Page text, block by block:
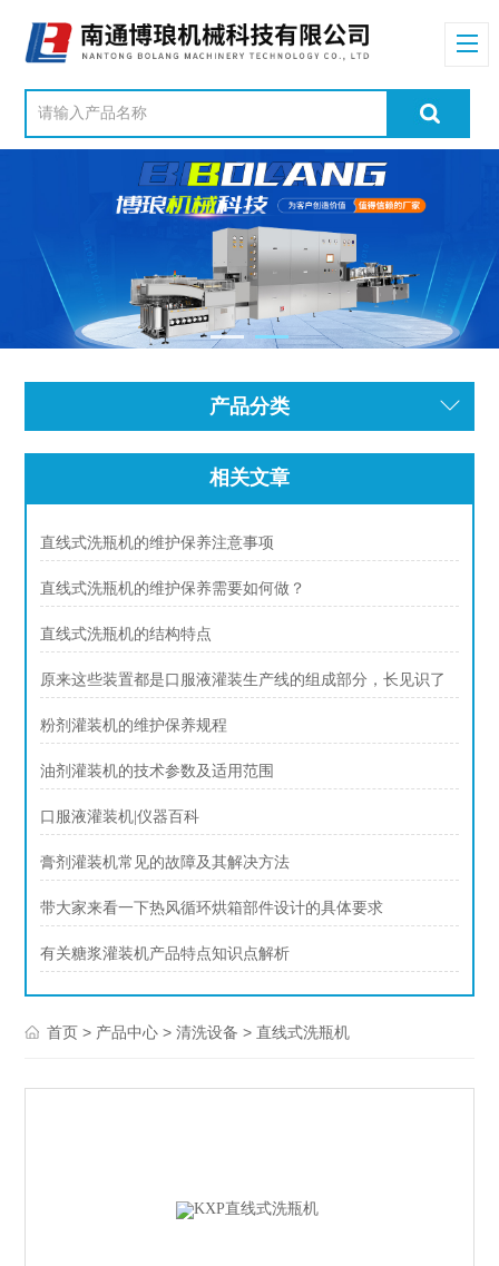
产品分类
相关文章
直线式洗瓶机的维护保养注意事项
直线式洗瓶机的维护保养需要如何做？
直线式洗瓶机的结构特点
原来这些装置都是口服液灌装生产线的组成部分，长见识了
粉剂灌装机的维护保养规程
油剂灌装机的技术参数及适用范围
口服液灌装机|仪器百科
膏剂灌装机常见的故障及其解决方法
带大家来看一下热风循环烘箱部件设计的具体要求
有关糖浆灌装机产品特点知识点解析
首页 > 产品中心 >清洗设备 >直线式洗瓶机